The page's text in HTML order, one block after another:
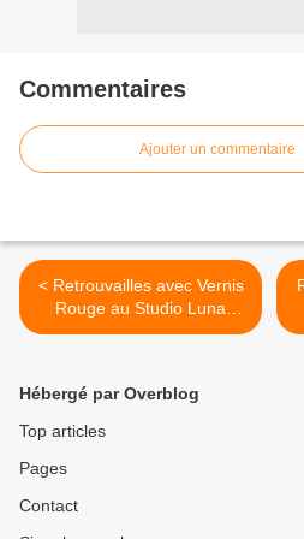
Commentaires
Ajouter un commentaire
< Retrouvailles avec Vernis
Rouge au Studio Luna
Rossa afin d’en apprendre
Hébergé par Overblog
Top articles
Pages
Contact